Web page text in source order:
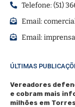
Telefone: (51)
Email:
Email:
ÚLTIMAS
Vereadores
e cobram mais
milhões em Torres